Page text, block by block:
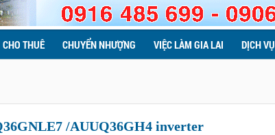
CHO THUÊ CHUYỂN NHƯỢNG VIỆC LÀM GIA LAI DỊCH VỤ
/AUUQ36GH4 inverter